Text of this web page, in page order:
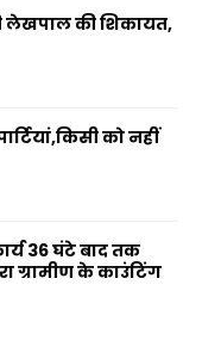
लेखपाल की शिकायत,
को नहीं
36 घंटे बाद तक
ग्रामीण के काउंटिंग